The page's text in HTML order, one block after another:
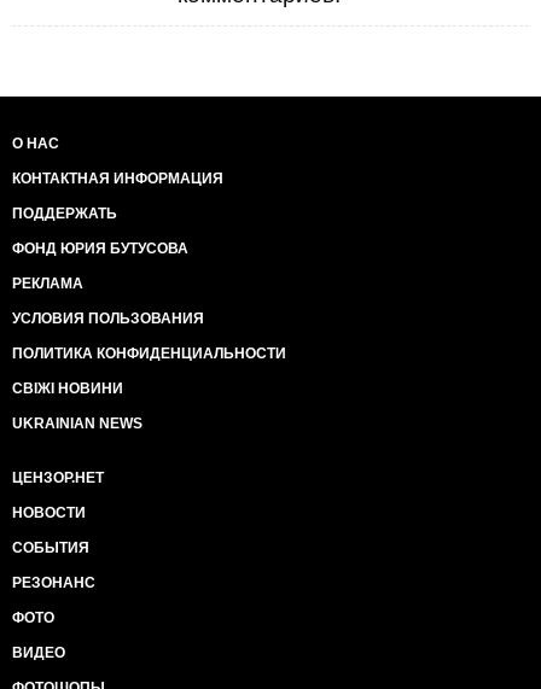
О НАС
КОНТАКТНАЯ ИНФОРМАЦИЯ
ПОДДЕРЖАТЬ
ФОНД ЮРИЯ БУТУСОВА
РЕКЛАМА
УСЛОВИЯ ПОЛЬЗОВАНИЯ
ПОЛИТИКА КОНФИДЕНЦИАЛЬНОСТИ
СВІЖІ НОВИНИ
UKRAINIAN NEWS
ЦЕНЗОР.НЕТ
НОВОСТИ
СОБЫТИЯ
РЕЗОНАНС
ФОТО
ВИДЕО